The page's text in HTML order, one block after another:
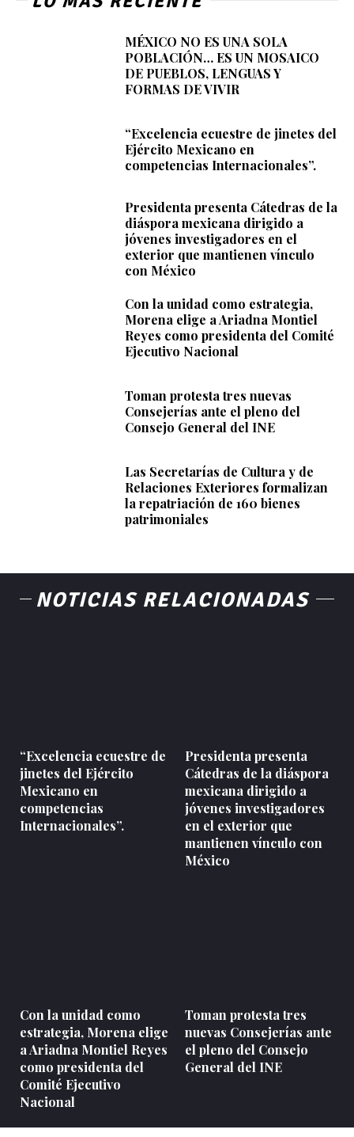
MÉXICO NO ES UNA SOLA
POBLACIÓN… ES UN MOSAICO
DE PUEBLOS, LENGUAS Y
FORMAS DE VIVIR
“Excelencia ecuestre de jinetes del
Ejército Mexicano en
competencias Internacionales”.
Presidenta presenta Cátedras de la
diáspora mexicana dirigido a
jóvenes investigadores en el
exterior que mantienen vínculo
con México
Con la unidad como estrategia,
Morena elige a Ariadna Montiel
Reyes como presidenta del Comité
Ejecutivo Nacional
Toman protesta tres nuevas
Consejerías ante el pleno del
Consejo General del INE
Las Secretarías de Cultura y de
Relaciones Exteriores formalizan
la repatriación de 160 bienes
patrimoniales
NOTICIAS RELACIONADAS
“Excelencia ecuestre de
jinetes del Ejército
Mexicano en
competencias
Internacionales”.
Presidenta presenta
Cátedras de la diáspora
mexicana dirigido a
jóvenes investigadores
en el exterior que
mantienen vínculo con
México
Con la unidad como
estrategia, Morena elige
a Ariadna Montiel Reyes
como presidenta del
Comité Ejecutivo
Nacional
Toman protesta tres
nuevas Consejerías ante
el pleno del Consejo
General del INE